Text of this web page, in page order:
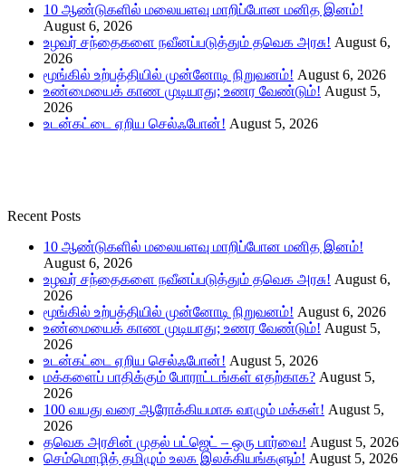
10 ஆண்டுகளில் மலையளவு மாறிப்போன மனித இனம்!
August 6, 2026
உழவர் சந்தைகளை நவீனப்படுத்தும் தவெக அரசு! August 6,
2026
மூங்கில் உற்பத்தியில் முன்னோடி நிறுவனம்! August 6, 2026
உண்மையைக் காண முடியாது; உணர வேண்டும்! August 5,
2026
உடன்கட்டை ஏறிய செல்ஃபோன்! August 5, 2026
Recent Posts
10 ஆண்டுகளில் மலையளவு மாறிப்போன மனித இனம்!
August 6, 2026
உழவர் சந்தைகளை நவீனப்படுத்தும் தவெக அரசு! August 6,
2026
மூங்கில் உற்பத்தியில் முன்னோடி நிறுவனம்! August 6, 2026
உண்மையைக் காண முடியாது; உணர வேண்டும்! August 5,
2026
உடன்கட்டை ஏறிய செல்ஃபோன்! August 5, 2026
மக்களைப் பாதிக்கும் போராட்டங்கள் எதற்காக? August 5,
2026
100 வயது வரை ஆரோக்கியமாக வாழும் மக்கள்! August 5,
2026
தவெக அரசின் முதல் பட்ஜெட் – ஒரு பார்வை! August 5, 2026
செம்மொழித் தமிழும் உலக இலக்கியங்களும்! August 5, 2026